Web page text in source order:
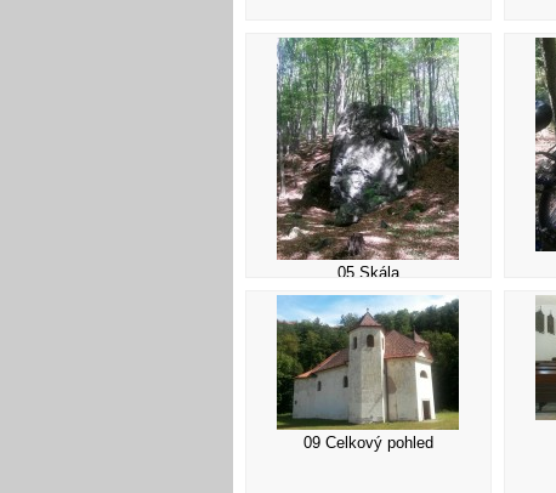
05 Skála
09 Celkový pohled